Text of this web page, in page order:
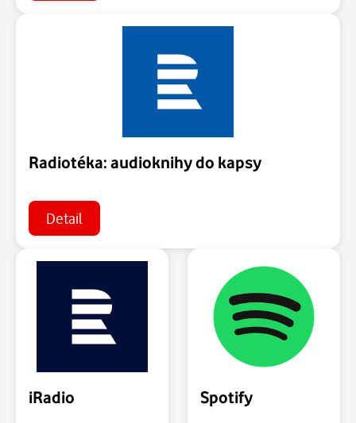
Radiotéka: audioknihy do kapsy
Detail
iRadio Spotify